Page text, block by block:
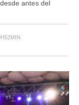
antes del